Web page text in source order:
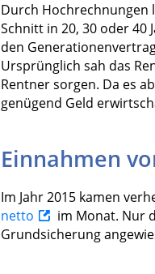
Durch Hochrechnungen
Schnitt in 20, 30 oder
den
Ursprünglich sah das
Rentner sorgen. Da es
genügend Geld
Einnahmen
Im Jahr 2015 kamen
netto
im Monat. Nur
Grundsicherung